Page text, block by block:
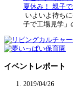
夏休み！ 親子
いよいよ待ち
子で工場見学
イベントレポート
2019/04/26